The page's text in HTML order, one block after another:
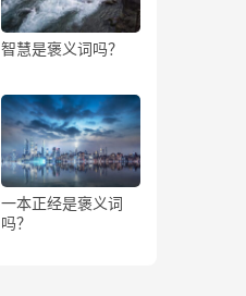
智慧是褒义词吗？
一本正经是褒义词
吗？